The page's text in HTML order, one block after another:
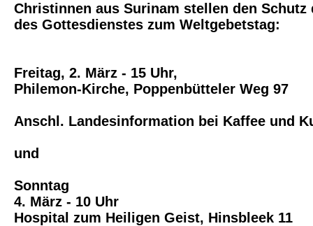
Christinnen aus Surinam stellen den
des Gottesdienstes zum Weltgebetstag:
Freitag, 2. März - 15 Uhr,
Philemon-Kirche, Poppenbütteler Weg 97
Anschl. Landesinformation bei Kaffee und
und
Sonntag
4. März - 10 Uhr
Hospital zum Heiligen Geist, Hinsbleek 11